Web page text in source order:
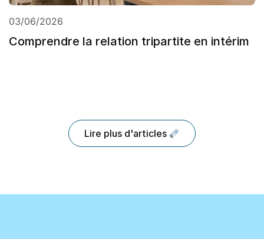
03/06/2026
Comprendre la relation tripartite en intérim
Lire plus d'articles